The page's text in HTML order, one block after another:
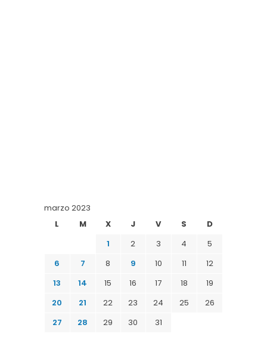
marzo 2023
L
M X J V S
D
1
2 3 4
5
6
7 8 9 10 11
12
13
14 15 16 17 18
19
20
21 22 23 24 25
26
27
28 29 30 31